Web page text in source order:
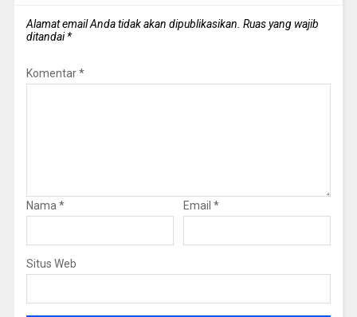
Alamat email Anda tidak akan dipublikasikan. Ruas yang wajib
ditandai*
Komentar*
Nama * Email *
Situs Web